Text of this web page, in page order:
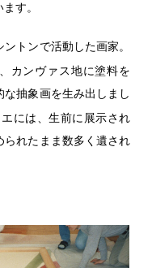
す。
トンで活動した画家。
カンヴァス地に塗料を
な抽象画を生み出しまし
には、生前に展示され
られたまま数多く遺され